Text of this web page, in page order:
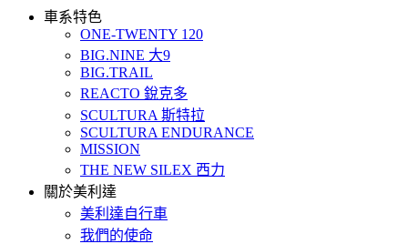
車系特色
ONE-TWENTY 120
BIG.NINE 大9
BIG.TRAIL
REACTO 銳克多
SCULTURA 斯特拉
SCULTURA ENDURANCE
MISSION
THE NEW SILEX 西力
關於美利達
美利達自行車
我們的使命